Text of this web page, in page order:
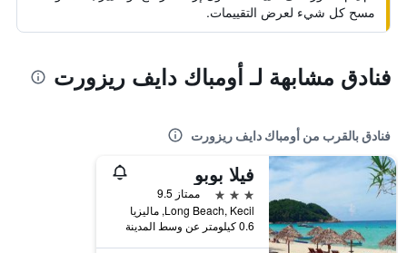
مسح كل شيء لعرض التقييمات.
فنادق مشابهة لـ أومباك دايف ريزورت
فنادق بالقرب من أومباك دايف ريزورت
فيلا بوبو
3 نجوم
ممتاز 9.5
Long Beach, Kecil, ماليزيا
0.6 كيلومتر عن وسط المدينة